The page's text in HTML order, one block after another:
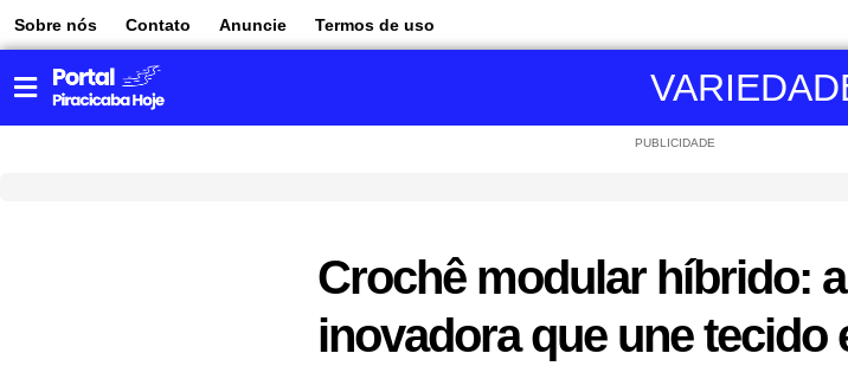
Sobre nós Contato Anuncie Termos de uso
PUBLICIDADE
Crochê modular híbrido:
inovadora que une tecido